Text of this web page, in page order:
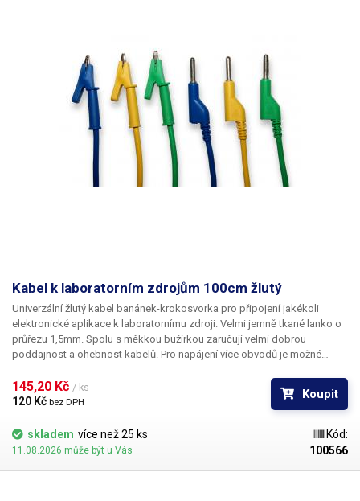
Kabel k laboratorním zdrojům 100cm žlutý
Univerzální žlutý kabel banánek-krokosvorka pro připojení jakékoli
elektronické aplikace k laboratornímu zdroji. Velmi jemně tkané lanko o
průřezu 1,5mm. Spolu s měkkou bužírkou zaručují velmi dobrou
poddajnost a ohebnost kabelů. Pro napájení více obvodů je možné
několika barevných provedeních pro rozlišení polarity: červená, černá,
modrá, žlutá, zelená.
145,20 Kč / ks
120 Kč bez DPH
Koupit
skladem více než 25 ks
11.08.2026 může být u Vás
Kód:
100566